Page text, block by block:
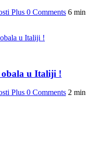
Plus 0 Comments 6 min
obala u Italiji !
Plus 0 Comments 2 min